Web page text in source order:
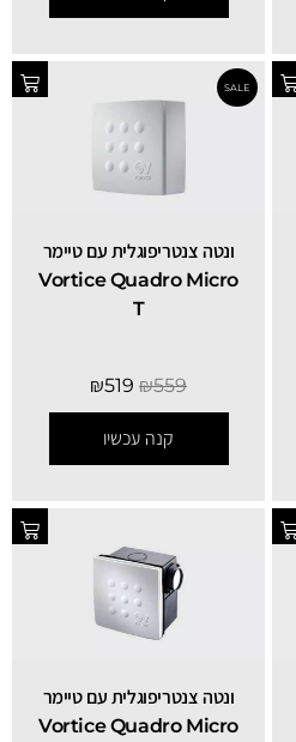
ונטה צנטריפוגלית עם טיימר
Vortice Quadro Micro
T
₪559
₪519
קנה עכשיו
ונטה צנטריפוגלית עם טיימר
Vortice Quadro Micro